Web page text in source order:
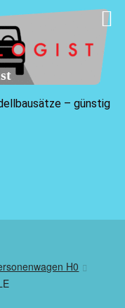
– günstig
H0